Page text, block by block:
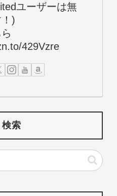
ユーザーは無
)
429Vzre
検索